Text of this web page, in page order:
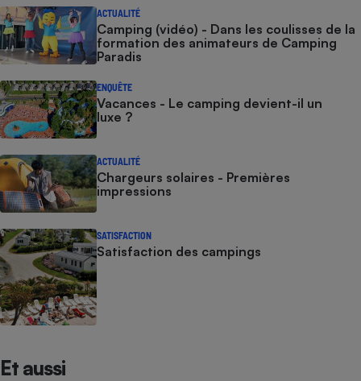
ACTUALITÉ
Camping (vidéo) - Dans les coulisses de la
formation des animateurs de Camping
Paradis
ENQUÊTE
Vacances - Le camping devient-il un
luxe ?
ACTUALITÉ
Chargeurs solaires - Premières
impressions
SATISFACTION
Satisfaction des campings
Et aussi